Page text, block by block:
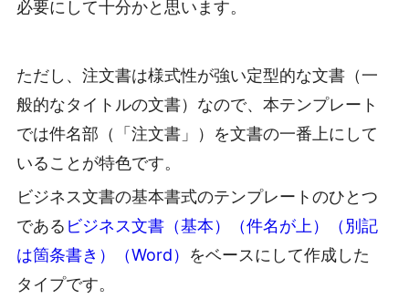
必要にして十分かと思います。
ただし、注文書は様式性が強い定型的な文書（一
般的なタイトルの文書）なので、本テンプレート
では件名部（「注文書」）を文書の一番上にして
いることが特色です。
ビジネス文書の基本書式のテンプレートのひとつ
である ビジネス文書（基本）（件名が上）（別記
は箇条書き）（Word） をベースにして作成した
タイプです。